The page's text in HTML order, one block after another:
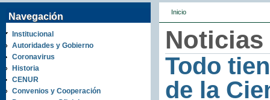
Navegación
Institucional
Autoridades y Gobierno
Coronavirus
Historia
CENUR
Convenios y Cooperación
Inicio
Noticias
Todo
de la